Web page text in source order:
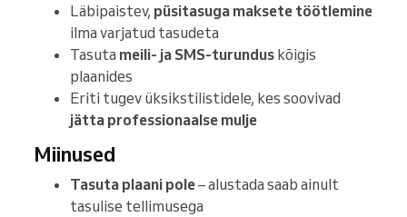
Läbipaistev, püsitasuga maksete töötlemine
ilma varjatud tasudeta
Tasuta meili- ja SMS-turundus kõigis
plaanides
Eriti tugev üksikstilistidele, kes soovivad
jätta professionaalse mulje
Miinused
Tasuta plaani pole– alustada saab ainult
tasulise tellimusega